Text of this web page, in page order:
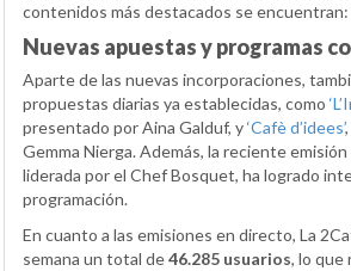
contenidos más destacados se encuentran:
Nuevas apuestas y programas
Aparte de las nuevas incorporaciones,
propuestas diarias ya establecidas, como
presentado por Aina Galduf, y‘Cafè d’idees’
Gemma Nierga. Además, la reciente emisión
liderada por el Chef Bosquet, ha logrado
programación.
En cuanto a las emisiones en directo, La
semana un total de46.285 usuarios, lo que